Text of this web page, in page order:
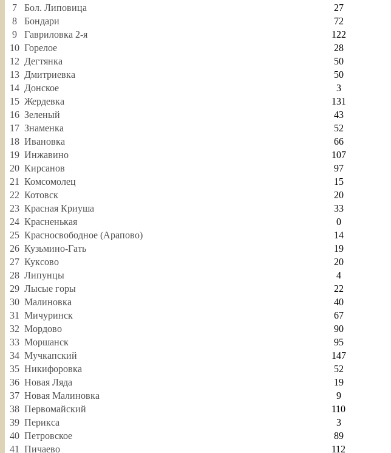
7
Бол. Липовица 27
8
Бондари 72
9
Гавриловка 2-я 122
10 Горелое 28
12 Дегтянка 50
13 Дмитриевка 50
14 Донское 3
15 Жердевка 131
16 Зеленый 43
17 Знаменка 52
18 Ивановка 66
19 Инжавино 107
20 Кирсанов 97
21
Комсомолец 15
22 Котовск 20
23 Красная Криуша 33
24 Красненькая 0
25 Красносвободное (Арапово) 14
26 Кузьмино-Гать 19
27 Куксово 20
28 Липунцы 4
29 Лысые горы 22
30 Малиновка 40
31
Мичуринск 67
32 Мордово 90
33 Моршанск 95
34 Мучкапский 147
35 Никифоровка 52
36 Новая Ляда 19
37 Новая Малиновка 9
38 Первомайский 110
39 Перикса 3
40 Петровское 89
41
Пичаево 112